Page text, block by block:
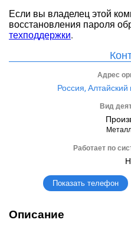
Если вы владелец этой
восстановления пароля
техподдержки.
Адрес
Россия,
Вид
Работает по
Показать телефон
Описание